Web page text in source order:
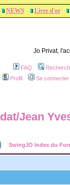
NEWS Livre d'or
Jo Privat,
FAQ
Profil
Se
Jean
SwingJO Index du